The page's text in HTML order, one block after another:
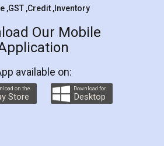
,GST ,Credit ,Inventory
Our Mobile
available on:
on the
Store
Download for
Desktop